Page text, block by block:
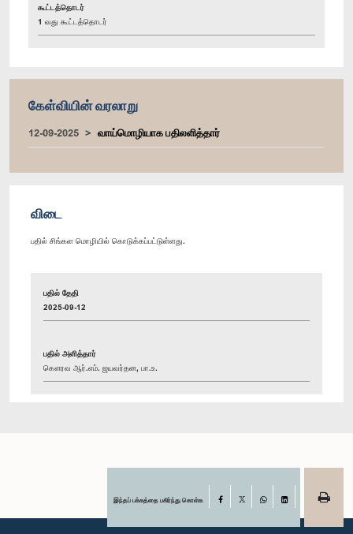
கூட்டத்தொடர்
1 வது கூட்டத்தொடர்
கேள்வியின் வரலாறு
12-09-2025 வாய்மொழியாக பதிலளித்தார்
விடை
பதில் சிங்கள மொழியில் கொடுக்கப்பட்டுள்ளது.
பதில் தேதி
2025-09-12
பதில் அளித்தார்
கௌரவ ஆர்.எம். ஜயவர்தன, பா.உ.
இந்தப் பக்கத்தை பகிர்ந்து கொள்க Facebook